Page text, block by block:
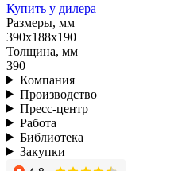
Купить у дилера
Размеры, мм
390х188х190
Толщина, мм
390
Компания
Производство
Пресс-центр
Работа
Библиотека
Закупки